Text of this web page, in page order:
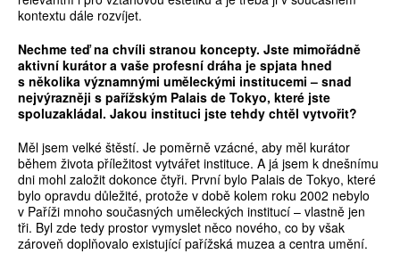
kontextu dále rozvíjet.
Nechme teďna chvíli stranou koncepty. Jste mimořádně
aktivní kurátor a vaše profesní dráha je spjata hned
s několika významnými uměleckými institucemi – snad
nejvýrazněji s pařížským Palais de Tokyo, které jste
spoluzakládal. Jakou instituci jste tehdy chtěl vytvořit?
Měl jsem velké štěstí. Je poměrně vzácné, aby měl kurátor
během života příležitost vytvářet instituce. A já jsem k dnešnímu
dni mohl založit dokonce čtyři. První bylo Palais de Tokyo, které
bylo opravdu důležité, protože v době kolem roku 2002 nebylo
v Paříži mnoho současných uměleckých institucí – vlastně jen
tři. Byl zde tedy prostor vymyslet něco nového, co by však
zároveň doplňovalo existující pařížská muzea a centra umění.